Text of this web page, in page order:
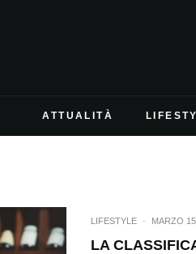
ATTUALITÀ
LIFESTYLE · MARZO
LA